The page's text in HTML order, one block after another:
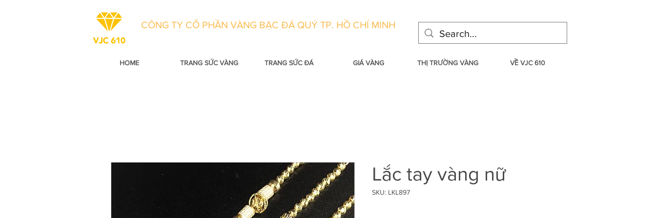
CÔNG TY CỔ PHẦN VÀNG BẠC ĐÁ QUÝ TP. HỒ CHÍ MINH
HOME TRANG SỨC VÀNG TRANG SỨC ĐÁ GIÁ VÀNG THỊ TRƯỜNG VÀNG VỀ VJC 610
Lắc tay vàng nữ
SKU: LKL897